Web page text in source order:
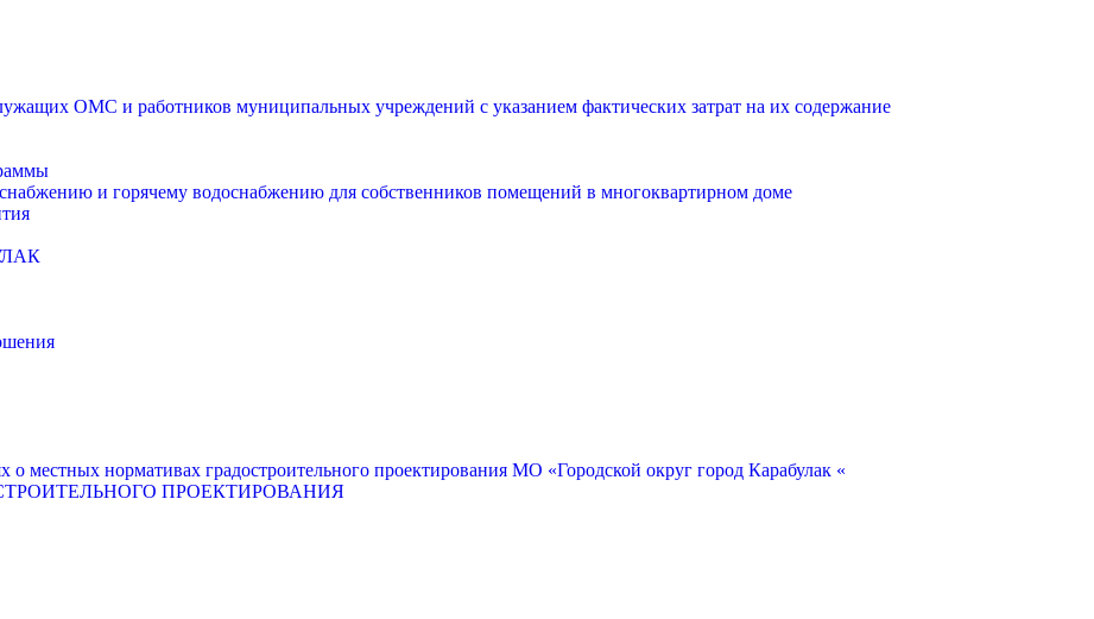
ОМС и работников муниципальных учреждений с указанием фактических затрат на их содержание
и горячему водоснабжению для собственников помещений в многоквартирном доме
местных нормативах градостроительного проектирования МО «Городской округ город Карабулак «
ПРОЕКТИРОВАНИЯ